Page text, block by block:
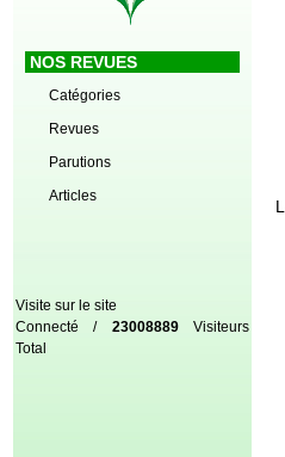
NOS REVUES
Catégories
Revues
Parutions
Articles
Visite sur le site
Connecté / 23008889Visiteurs
Total